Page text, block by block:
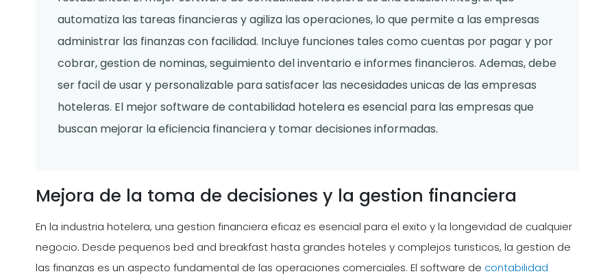
automatiza las tareas financieras y agiliza las operaciones, lo que permite a las empresas
administrar las finanzas con facilidad. Incluye funciones tales como cuentas por pagar y por
cobrar, gestion de nominas, seguimiento del inventario e informes financieros. Ademas, debe
ser facil de usar y personalizable para satisfacer las necesidades unicas de las empresas
hoteleras. El mejor software de contabilidad hotelera es esencial para las empresas que
buscan mejorar la eficiencia financiera y tomar decisiones informadas.
Mejora de la toma de decisiones y la gestion financiera
En la industria hotelera, una gestion financiera eficaz es esencial para el exito y la longevidad de cualquier
negocio. Desde pequenos bed and breakfast hasta grandes hoteles y complejos turisticos, la gestion de
las finanzas es un aspecto fundamental de las operaciones comerciales. El software de contabilidad